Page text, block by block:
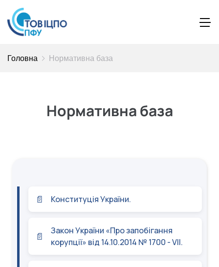
Головна Нормативна база
Нормативна база
Конституція України.
Закон України «Про запобігання
корупції» від 14.10.2014 № 1700 - VII.